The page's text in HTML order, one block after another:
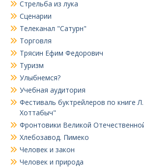
Стрельба из лука
Сценарии
Телеканал "Сатурн"
Торговля
Трясин Ефим Федорович
Туризм
Улыбнемся?
Учебная аудитория
Фестиваль буктрейлеров по книге
Хоттабыч"
Фронтовики Великой
Хлебозавод. Пимеко
Человек и закон
Человек и природа